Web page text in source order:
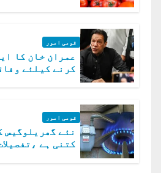
قومی امور
عمران خان کا
کرنے کیلئے
قومی امور
نئے گھریلوگیس
کتنی ہے